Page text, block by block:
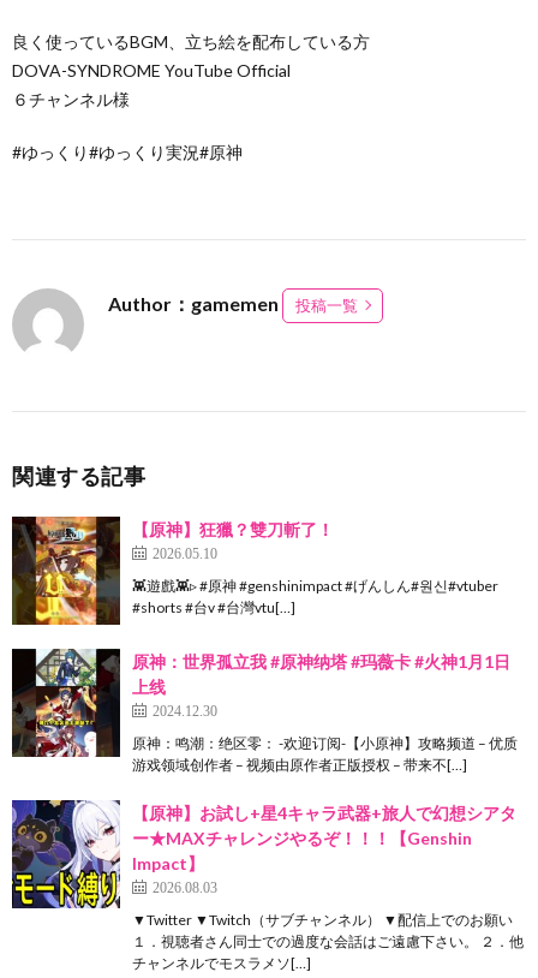
良く使っているBGM、立ち絵を配布している方
DOVA-SYNDROME YouTube Official
６チャンネル様
#ゆっくり#ゆっくり実況#原神
Author：gamemen 投稿一覧
関連する記事
【原神】狂獵？雙刀斬了！
2026.05.10
👾遊戲👾▹ #原神 #genshinimpact #げんしん#원신#vtuber
#shorts #台v #台灣vtu[…]
原神：世界孤立我 #原神纳塔 #玛薇卡 #火神1月1日
上线
2024.12.30
原神：鸣潮：绝区零： -欢迎订阅-【小原神】攻略频道 – 优质
游戏领域创作者 – 视频由原作者正版授权 – 带来不[…]
【原神】お試し+星4キャラ武器+旅人で幻想シアタ
ー★MAXチャレンジやるぞ！！！【Genshin
Impact】
2026.08.03
▼Twitter ▼Twitch（サブチャンネル） ▼配信上でのお願い
１．視聴者さん同士での過度な会話はご遠慮下さい。 ２．他
チャンネルでモスラメソ[…]